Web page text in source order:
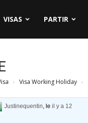
VISAS PARTIR
› Visa Working Holiday ›
Justinequentin, leil y a 12